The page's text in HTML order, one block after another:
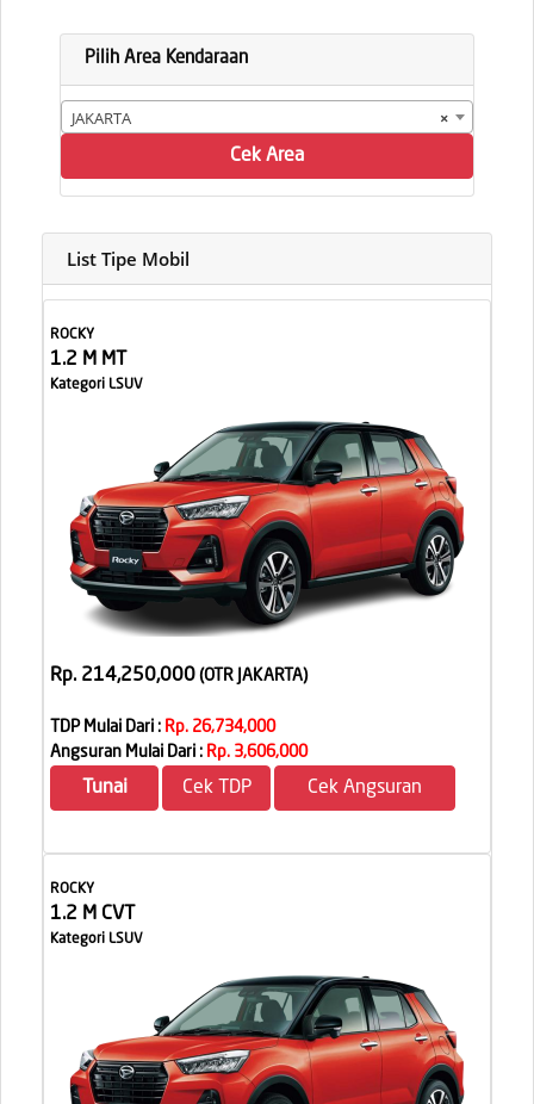
Pilih Area Kendaraan
×
JAKARTA
Cek Area
List Tipe Mobil
ROCKY
1.2 M MT
Kategori LSUV
Rp. 214,250,000 (OTR JAKARTA)
TDP Mulai Dari : Rp. 26,734,000
Angsuran Mulai Dari : Rp. 3,606,000
Tunai Cek TDP Cek Angsuran
ROCKY
1.2 M CVT
Kategori LSUV